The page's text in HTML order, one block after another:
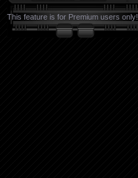
This feature is for Premium users only!